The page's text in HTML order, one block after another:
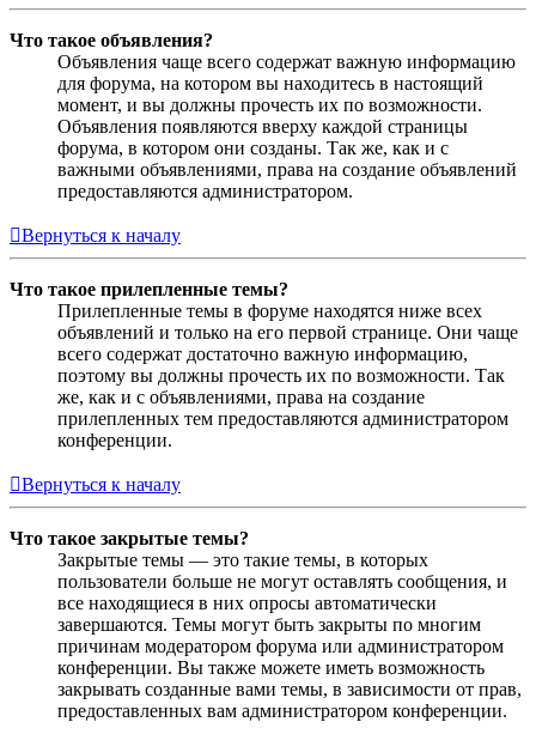
Что такое объявления?
Объявления чаще всего содержат важную информацию
для форума, на котором вы находитесь в настоящий
момент, и вы должны прочесть их по возможности.
Объявления появляются вверху каждой страницы
форума, в котором они созданы. Так же, как и с
важными объявлениями, права на создание объявлений
предоставляются администратором.
Вернуться к началу
Что такое прилепленные темы?
Прилепленные темы в форуме находятся ниже всех
объявлений и только на его первой странице. Они чаще
всего содержат достаточно важную информацию,
поэтому вы должны прочесть их по возможности. Так
же, как и с объявлениями, права на создание
прилепленных тем предоставляются администратором
конференции.
Вернуться к началу
Что такое закрытые темы?
Закрытые темы — это такие темы, в которых
пользователи больше не могут оставлять сообщения, и
все находящиеся в них опросы автоматически
завершаются. Темы могут быть закрыты по многим
причинам модератором форума или администратором
конференции. Вы также можете иметь возможность
закрывать созданные вами темы, в зависимости от прав,
предоставленных вам администратором конференции.